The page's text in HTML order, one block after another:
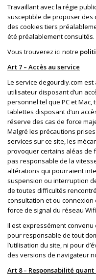
Travaillant avec la régie
susceptible de proposer
des cookies tiers
été préalablement consultés.
Vous trouverez ici notre
Art 7 – Accès au service
Le service degourdiy.com
utilisateur disposant d’un
personnel tel que PC et
tablettes disposant d’un
réserve des cas de force
Malgré les précautions
services sur ce site, les
provoquer certains aléas de
pas responsable de la
altérations qui pourraient
suspension ou interruption
de toutes difficultés
consultation et ou connexion
force de signal du réseau
Il est expressément
pour responsable de tout
l’utilisation du site, ni pour
des versions de navigateur
Art 8 – Responsabilité quant